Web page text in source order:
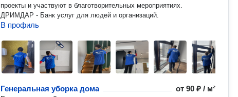
проекты и участвуют в благотворительных мероприятиях.
ДРИМДАР - Банк услуг для людей и организаций.
В профиль
Генеральная уборка дома от90 ₽ / м²